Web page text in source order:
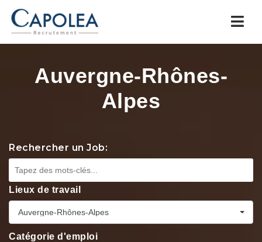
Auvergne-Rhônes-
Alpes
Rechercher un Job:
Lieux de travail
Auvergne-Rhônes-Alpes
Catégorie d'emploi